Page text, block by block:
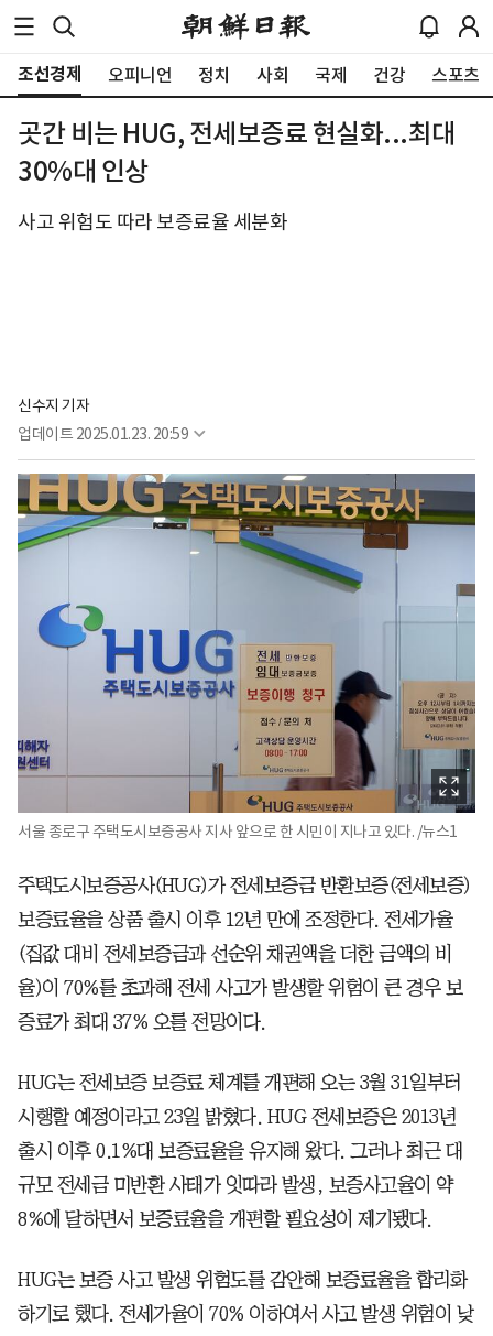
조선경제 오피니언 정치 사회 국제 건강 스포츠
곳간 비는 HUG, 전세보증료 현실화...최대
30%대 인상
사고 위험도 따라 보증료율 세분화
신수지 기자
업데이트 2025.01.23. 20:59
서울 종로구 주택도시보증공사 지사 앞으로 한 시민이 지나고 있다. /뉴스1
주택도시보증공사(HUG)가 전세보증금 반환보증(전세보증)
보증료율을 상품 출시 이후 12년 만에 조정한다. 전세가율
(집값 대비 전세보증금과 선순위 채권액을 더한 금액의 비
율)이 70%를 초과해 전세 사고가 발생할 위험이 큰 경우 보
증료가 최대 37% 오를 전망이다.
HUG는 전세보증 보증료 체계를 개편해 오는 3월 31일부터
시행할 예정이라고 23일 밝혔다. HUG 전세보증은 2013년
출시 이후 0.1%대 보증료율을 유지해 왔다. 그러나 최근 대
규모 전세금 미반환 사태가 잇따라 발생, 보증사고율이 약
8%에 달하면서 보증료율을 개편할 필요성이 제기됐다.
HUG는 보증 사고 발생 위험도를 감안해 보증료율을 합리화
하기로 했다. 전세가율이 70% 이하여서 사고 발생 위험이 낮